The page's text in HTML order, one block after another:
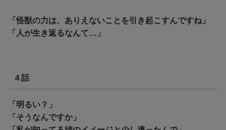
「怪獣の力は、ありえないことを引き起こすんですね」
「人が生き返るなんて…」
４話
「明るい？」
「そうなんですか」